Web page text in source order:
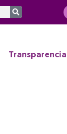
Transparencia